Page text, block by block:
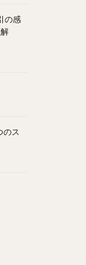
の感
のス